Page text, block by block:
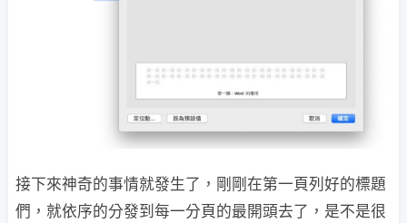
接下來神奇的事情就發生了，剛剛在第一頁列好的標題
們，就依序的分發到每一分頁的最開頭去了，是不是很